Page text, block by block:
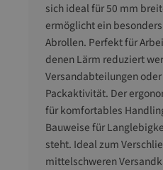
sich ideal für 50 mm
ermöglicht ein
Abrollen. Perfekt für
denen Lärm reduziert
Versandabteilungen
Packaktivität. Der
für komfortables
Bauweise für
steht. Ideal zum
mittelschweren